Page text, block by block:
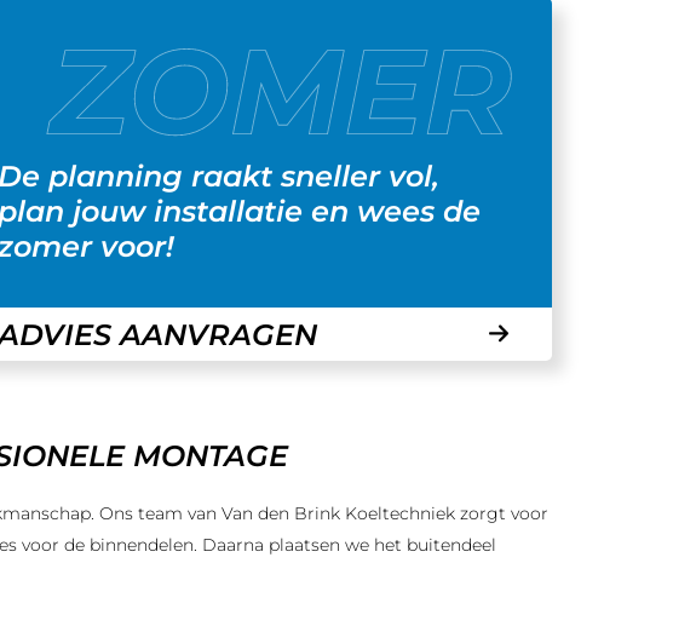
De planning raakt sneller vol,
jouw installatie en wees de
voor!
AANVRAGEN
MONTAGE
Ons team van Van den Brink Koeltechniek zorgt voor
voor de binnendelen. Daarna plaatsen we het buitendeel